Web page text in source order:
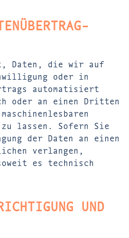
Daten, die wir auf
oder in
automatisiert
oder an einen Dritten
zu lassen. Sofern Sie
der Daten an einen
verlangen,
es technisch
UND